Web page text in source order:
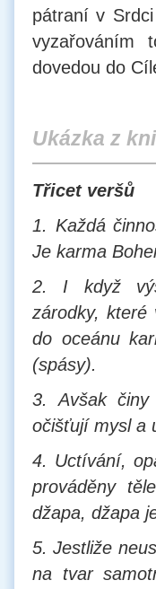
pátraní v
vyzařováním
dovedou do
Ukázka z
Třicet veršů
1. Každá
Je karma
2. I když
zárodky,
do oceánu
(spásy).
3. Avšak
očišťují mysl a
4. Uctívání,
prováděny
džapa, džapa
5. Jestliže
na tvar